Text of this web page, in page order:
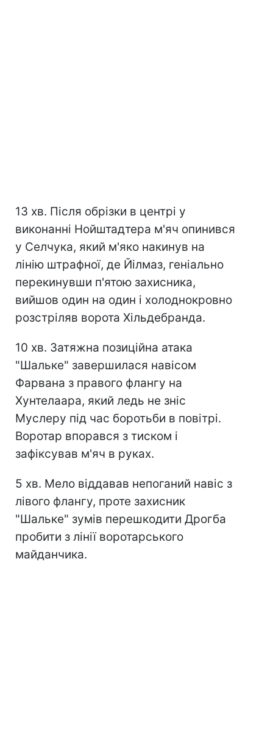
13 хв. Після обрізки в центрі у
виконанні Нойштадтера м'яч опинився
у Селчука, який м'яко накинув на
лінію штрафної, де Йілмаз, геніально
перекинувши п'ятою захисника,
вийшов один на один і холоднокровно
розстріляв ворота Хільдебранда.
10 хв. Затяжна позиційна атака
"Шальке" завершилася навісом
Фарвана з правого флангу на
Хунтелаара, який ледь не зніс
Муслеру під час боротьби в повітрі.
Воротар впорався з тиском і
зафіксував м'яч в руках.
5 хв. Мело віддавав непоганий навіс з
лівого флангу, проте захисник
"Шальке" зумів перешкодити Дрогба
пробити з лінії воротарського
майданчика.